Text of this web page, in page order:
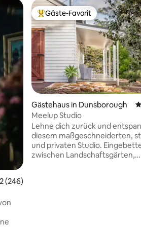
Bewertung: 4,92 von 5,
(246)
Beliebter Gäste-Favorit.
Gäste-Favorit
Gästehaus in Dunsborough
Meelup Studio
Lehne dich zurück und
diesem maßgeschneiderten,
und privaten Studio.
zwischen Landschaftsgärten,